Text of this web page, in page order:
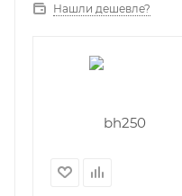
Нашли дешевле?